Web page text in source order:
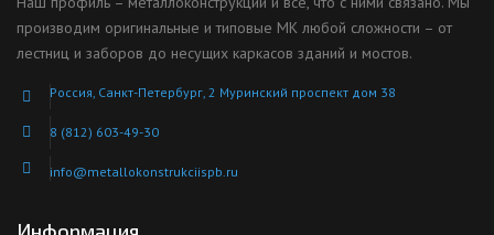
производим оригинальные и типовые МК любой сложности – от
лестниц и заборов до несущих каркасов зданий и мостов.
Россия, Санкт-Петербург, 2 Муринский проспект дом 38
8 (812) 603-49-30
info@metallokonstrukciispb.ru